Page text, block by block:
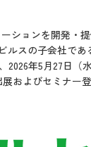
ションを開発・
ルスの子会社で
年5月27日（
およびセミナー